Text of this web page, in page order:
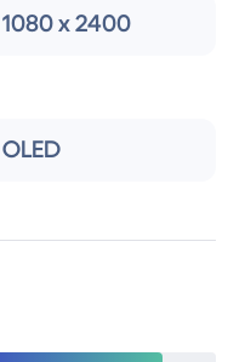
1080 x 2400
OLED